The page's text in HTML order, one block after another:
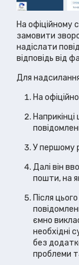
На офіційному
замовити
надіслати
відповідь від
Для
На
У першому
Далі він
пошти, на
Після
ємно
необхідні
без
проблеми